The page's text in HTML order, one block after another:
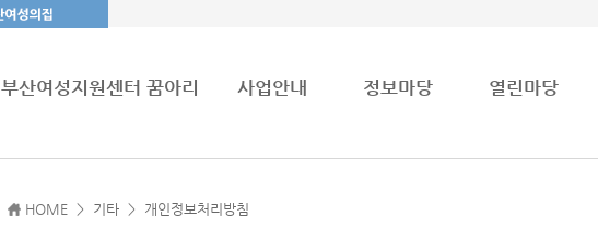
부산여성지원센터 꿈아리 사업안내 정보마당 열린마당
HOME > 기타 > 개인정보처리방침